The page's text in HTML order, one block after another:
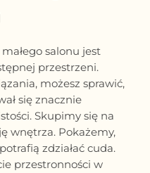
salonu jest
przestrzeni.
możesz sprawić,
się znacznie
Skupimy się na
wnętrza. Pokażemy,
zdziałać cuda.
przestronności w